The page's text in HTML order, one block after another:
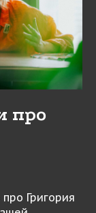
про
Григория